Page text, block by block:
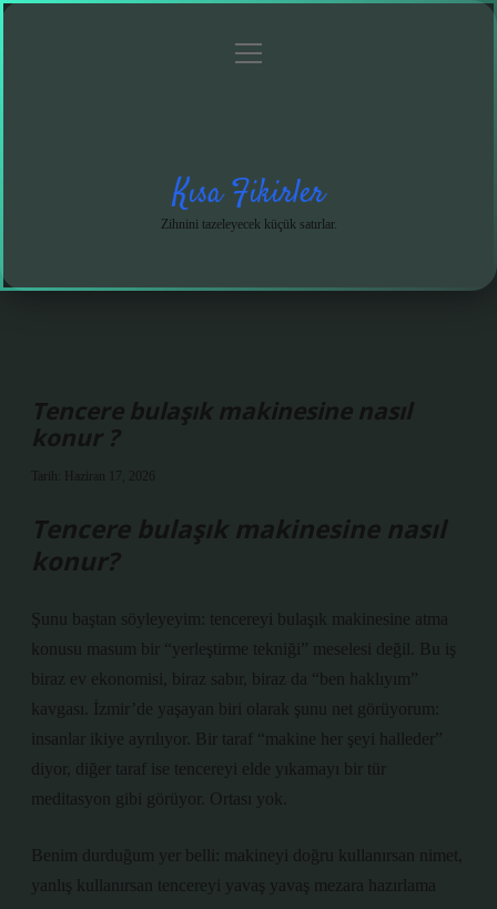
menüyü
Kısa Fikirler
Zihnini tazeleyecek küçük satırlar.
Tencere bulaşık makinesine nasıl
konur ?
Tarih: Haziran 17, 2026
Tencere bulaşık makinesine nasıl
konur?
Şunu baştan söyleyeyim: tencereyi bulaşık makinesine atma
konusu masum bir “yerleştirme tekniği” meselesi değil. Bu iş
biraz ev ekonomisi, biraz sabır, biraz da “ben haklıyım”
kavgası. İzmir’de yaşayan biri olarak şunu net görüyorum:
insanlar ikiye ayrılıyor. Bir taraf “makine her şeyi halleder”
diyor, diğer taraf ise tencereyi elde yıkamayı bir tür
meditasyon gibi görüyor. Ortası yok.
Benim durduğum yer belli: makineyi doğru kullanırsan nimet,
yanlış kullanırsan tencereyi yavaş yavaş mezara hazırlama